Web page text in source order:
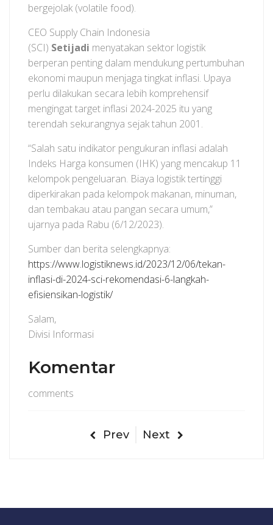
bergejolak (volatile food).
CEO Supply Chain Indonesia
(SCI) Setijadi menyatakan sektor logistik
berperan penting dalam mendukung pertumbuhan
ekonomi maupun menjaga tingkat inflasi. Upaya
perlu dilakukan secara lebih komprehensif
mengingat target inflasi 2024-2025 itu yang
terendah sekurangnya sejak tahun 2001.
“Salah satu indikator pengukuran inflasi adalah
Indeks Harga konsumen (IHK) yang mencakup 11
kelompok pengeluaran. Biaya logistik tertinggi
diperkirakan pada kelompok makanan, minuman,
dan tembakau atau pangan secara umum,”
ujarnya pada Rabu (6/12/2023).
Sumber dan berita selengkapnya:
https://www.logistiknews.id/2023/12/06/tekan-
inflasi-di-2024-sci-rekomendasi-6-langkah-
efisiensikan-logistik/
Salam,
Divisi Informasi
Komentar
comments
Prev Next